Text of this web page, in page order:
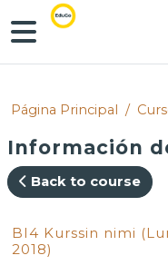
Salta al contenido
Panel lateral
Página Principal
Información
Back to course
BI4 Kurssin nimi
2018)